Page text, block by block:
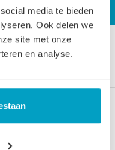
media te bieden
Ook delen we
site met onze
en analyse.
Dons 65%